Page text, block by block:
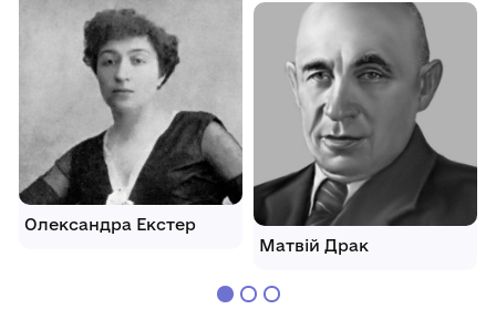
Олександра Екстер
Матвій Драк